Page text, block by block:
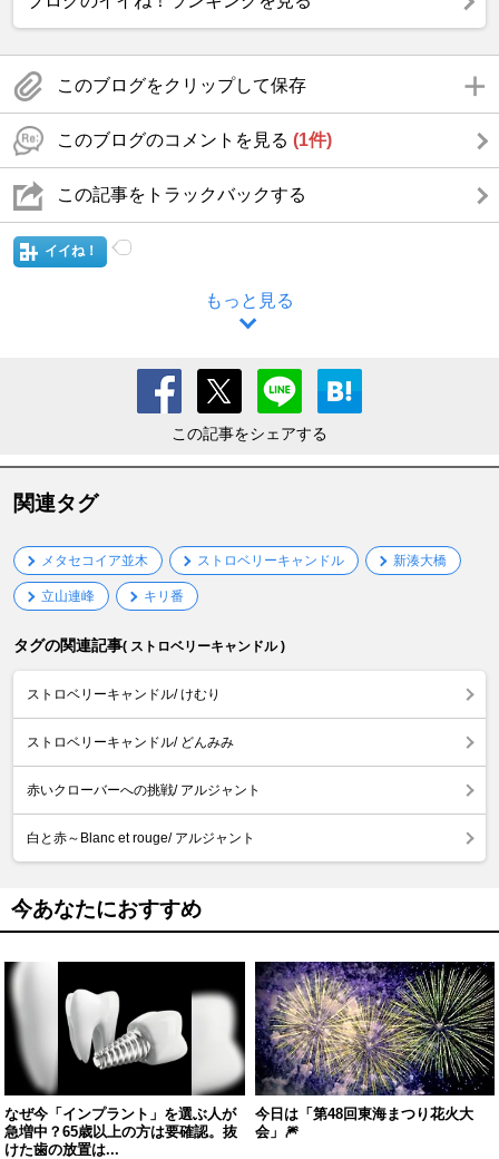
このブログをクリップして保存
このブログのコメントを見る (1件)
この記事をトラックバックする
イイね！
もっと見る
この記事をシェアする
関連タグ
メタセコイア並木 ストロベリーキャンドル 新湊大橋
立山連峰 キリ番
タグの関連記事( ストロベリーキャンドル )
ストロベリーキャンドル/ けむり
ストロベリーキャンドル/ どんみみ
赤いクローバーへの挑戦/ アルジャント
白と赤～Blanc et rouge/ アルジャント
今あなたにおすすめ
なぜ今「インプラント」を選ぶ人が
急増中？65歳以上の方は要確認。抜
けた歯の放置は...
今日は「第48回東海まつり花火大
会」🎆